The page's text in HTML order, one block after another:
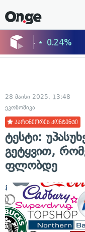
28 მაისი 2025, 13:48
ეკონომიკა
პარტნიორის კონტენტი
ტესტი:
გეტყვით,
ფლობდე